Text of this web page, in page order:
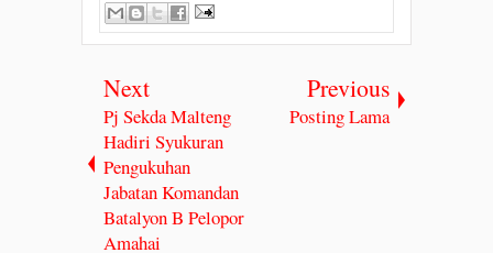
Next
Pj Sekda Malteng
Hadiri Syukuran
Pengukuhan
Jabatan Komandan
Batalyon B Pelopor
Amahai
Previous
Posting Lama